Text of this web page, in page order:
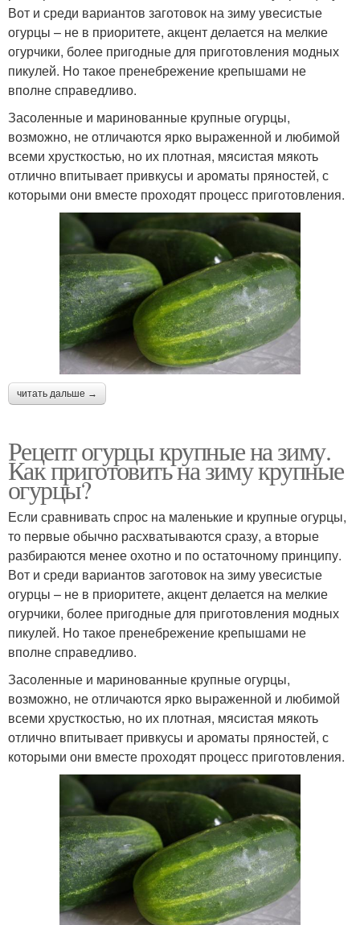
Вот и среди вариантов заготовок на зиму увесистые
огурцы – не в приоритете, акцент делается на мелкие
огурчики, более пригодные для приготовления модных
пикулей. Но такое пренебрежение крепышами не
вполне справедливо.
Засоленные и маринованные крупные огурцы,
возможно, не отличаются ярко выраженной и любимой
всеми хрусткостью, но их плотная, мясистая мякоть
отлично впитывает привкусы и ароматы пряностей, с
которыми они вместе проходят процесс приготовления.
читать дальше →
Рецепт огурцы крупные на зиму.
Как приготовить на зиму крупные
огурцы?
Если сравнивать спрос на маленькие и крупные огурцы,
то первые обычно расхватываются сразу, а вторые
разбираются менее охотно и по остаточному принципу.
Вот и среди вариантов заготовок на зиму увесистые
огурцы – не в приоритете, акцент делается на мелкие
огурчики, более пригодные для приготовления модных
пикулей. Но такое пренебрежение крепышами не
вполне справедливо.
Засоленные и маринованные крупные огурцы,
возможно, не отличаются ярко выраженной и любимой
всеми хрусткостью, но их плотная, мясистая мякоть
отлично впитывает привкусы и ароматы пряностей, с
которыми они вместе проходят процесс приготовления.